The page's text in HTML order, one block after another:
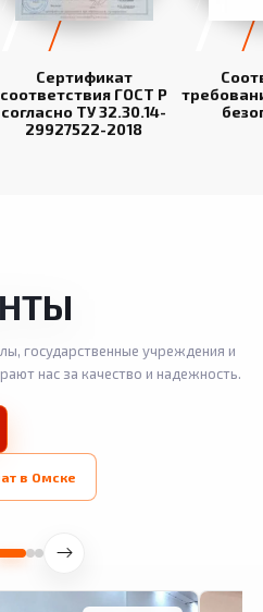
Сертификат
соответствия ГОСТ Р
согласно ТУ 32.30.14-
29927522-2018
государственные учреждения и
нас за качество и надежность.
в Омске